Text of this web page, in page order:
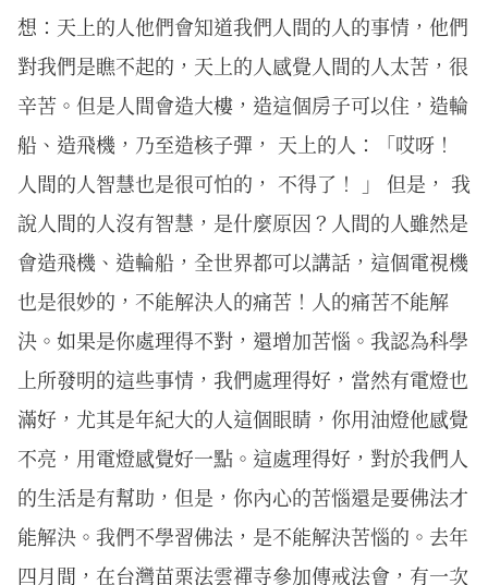
想：天上的人他們會知道我們人間的人的事情，他們
對我們是瞧不起的，天上的人感覺人間的人太苦，很
辛苦。但是人間會造大樓，造這個房子可以住，造輪
船、造飛機，乃至造核子彈， 天上的人：「哎呀！
人間的人智慧也是很可怕的， 不得了！ 」 但是， 我
說人間的人沒有智慧，是什麼原因？人間的人雖然是
會造飛機、造輪船，全世界都可以講話，這個電視機
也是很妙的，不能解決人的痛苦！人的痛苦不能解
決。如果是你處理得不對，還增加苦惱。我認為科學
上所發明的這些事情，我們處理得好，當然有電燈也
滿好，尤其是年紀大的人這個眼睛，你用油燈他感覺
不亮，用電燈感覺好一點。這處理得好，對於我們人
的生活是有幫助，但是，你內心的苦惱還是要佛法才
能解決。我們不學習佛法，是不能解決苦惱的。去年
四月間，在台灣苗栗法雲禪寺參加傳戒法會，有一次